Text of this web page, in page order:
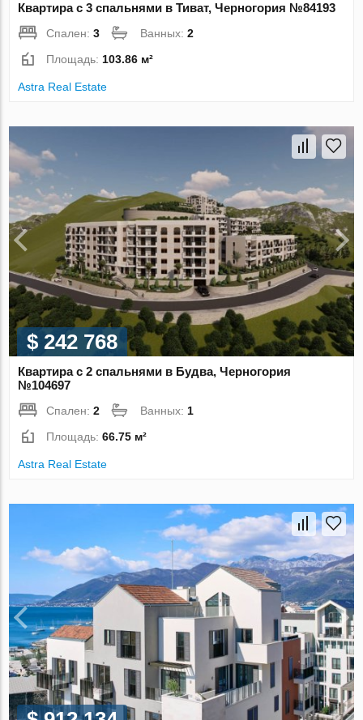
Квартира с 3 спальнями в Тиват, Черногория №84193
Спален:3 Ванных:2
Площадь:103.86 м²
Astra Real Estate
$ 242 768
Квартира с 2 спальнями в Будва, Черногория
№104697
Спален:2 Ванных: 1
Площадь:66.75 м²
Astra Real Estate